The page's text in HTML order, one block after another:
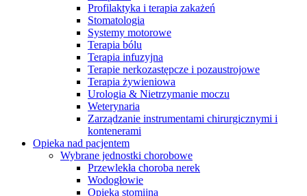
Katalog produktów
Znajdź produkt, którego szukasz. ​
Odwiedź katalog produktów B. Braun​
i poznaj nasze portfolio.
Skontaktuj się z nami. Znajdź swojego ​
przedstawiciela medycznego, który ​
pomoże Ci dobrać odpowiednie​
rozwiązanie.
Profilaktyka i terapia zakażeń
Stomatologia
Systemy motorowe
Terapia bólu
Terapia infuzyjna
Terapie nerkozastępcze i pozaustrojowe
Terapia żywieniowa
Urologia & Nietrzymanie moczu
Weterynaria
Zarządzanie instrumentami chirurgicznymi i
kontenerami
Opieka nad pacjentem
Wybrane jednostki chorobowe
Przewlekła choroba nerek
Wodogłowie
Opieka stomijna